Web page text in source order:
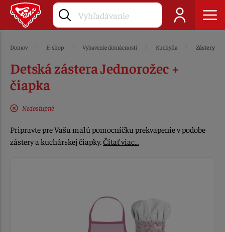
Domov E-shop Vybavenie domácnosti Kuchyňa Zástery
Detská zástera Jednorožec +
čiapka
Nedostupné
Pripravte pre Vašu malú pomocníčku prekvapenie v podobe
zástery a kuchárskej čiapky.Čítať viac…